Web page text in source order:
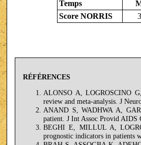
Temps
Score NORRIS
RÉFÉRENCES
ALONSO A, LOGROSCINO
review and meta-analysis. J
ANAND S, WADHWA A,
patient. J Int Assoc Provid AIDS
BEGHI E, MILLUL A,
prognostic indicators in patients